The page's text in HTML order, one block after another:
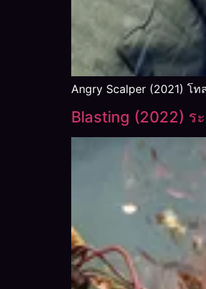
Angry Scalper (2021) โ
Blasting (2022) ร